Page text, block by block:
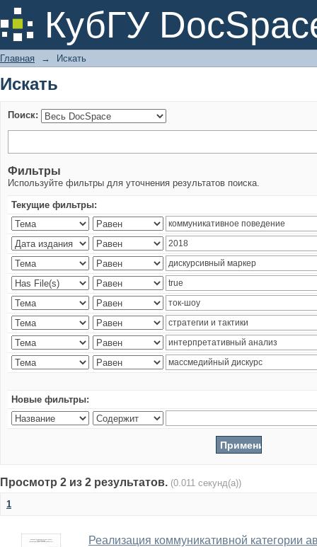
КубГУ
Искать
Главная → Искать
Искать
Поиск:
Фильтры
Используйте фильтры для уточнения результатов поиска.
Текущие фильтры:
Новые фильтры:
Просмотр 2 из 2 результатов. (0.011 секунд(а))
1
Реализация коммуникативной категории